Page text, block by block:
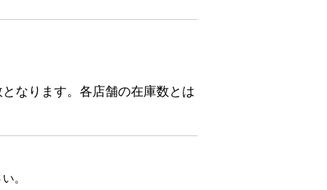
なります。各店舗の在庫数とは
。